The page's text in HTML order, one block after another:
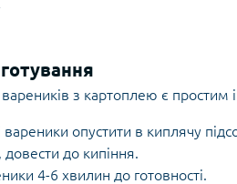
з картоплею є
опустити в киплячу
до кипіння.
4-6 хвилин до готовності.